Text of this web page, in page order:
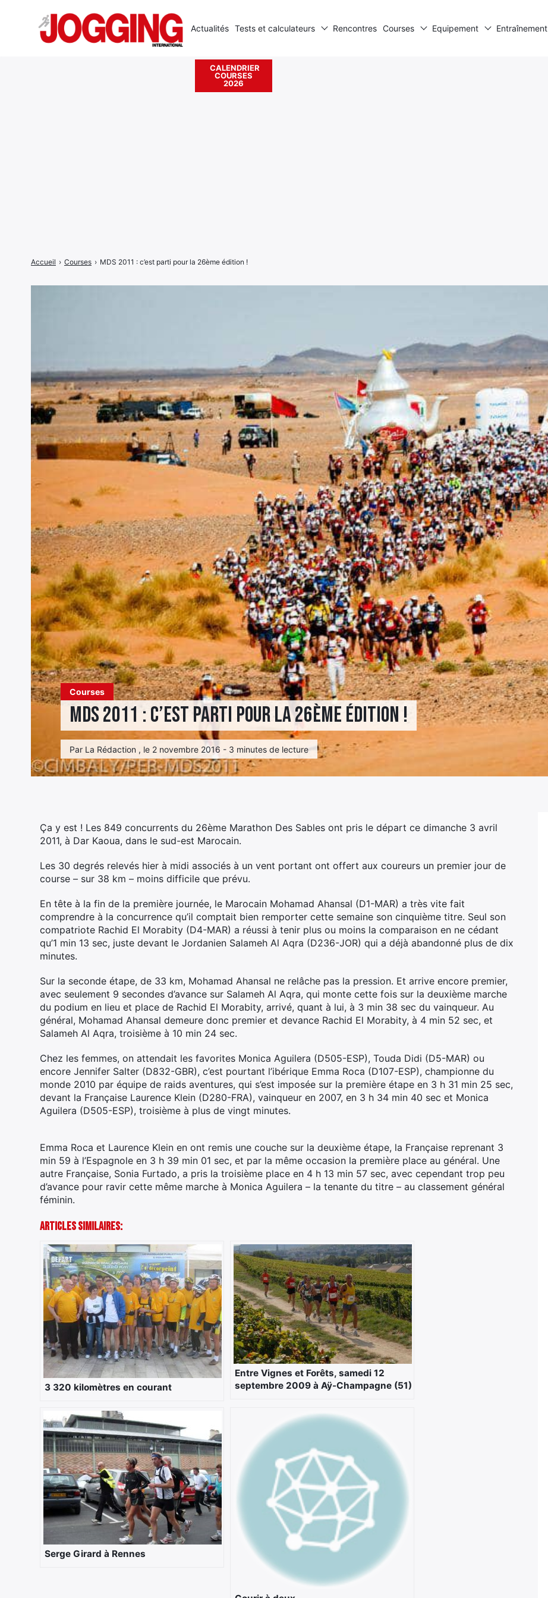
Courses
MDS 2011 : c’est parti pour la 26ème édition !
Par La Rédaction , le 2 novembre 2016 - 3 minutes de lecture
Accueil › Courses › MDS 2011 : c’est parti pour la 26ème édition !
Ça y est ! Les 849 concurrents du 26ème Marathon Des Sables ont pris le départ ce dimanche 3 avril
2011, à Dar Kaoua, dans le sud-est Marocain.
Les 30 degrés relevés hier à midi associés à un vent portant ont offert aux coureurs un premier jour de
course – sur 38 km – moins difficile que prévu.
En tête à la fin de la première journée, le Marocain Mohamad Ahansal (D1-MAR) a très vite fait
comprendre à la concurrence qu’il comptait bien remporter cette semaine son cinquième titre. Seul son
compatriote Rachid El Morabity (D4-MAR) a réussi à tenir plus ou moins la comparaison en ne cédant
qu’1 min 13 sec, juste devant le Jordanien Salameh Al Aqra (D236-JOR) qui a déjà abandonné plus de dix
minutes.
Sur la seconde étape, de 33 km, Mohamad Ahansal ne relâche pas la pression. Et arrive encore premier,
avec seulement 9 secondes d’avance sur Salameh Al Aqra, qui monte cette fois sur la deuxième marche
du podium en lieu et place de Rachid El Morabity, arrivé, quant à lui, à 3 min 38 sec du vainqueur. Au
général, Mohamad Ahansal demeure donc premier et devance Rachid El Morabity, à 4 min 52 sec, et
Salameh Al Aqra, troisième à 10 min 24 sec.
Chez les femmes, on attendait les favorites Monica Aguilera (D505-ESP), Touda Didi (D5-MAR) ou
encore Jennifer Salter (D832-GBR), c’est pourtant l’ibérique Emma Roca (D107-ESP), championne du
monde 2010 par équipe de raids aventures, qui s’est imposée sur la première étape en 3 h 31 min 25 sec,
devant la Française Laurence Klein (D280-FRA), vainqueur en 2007, en 3 h 34 min 40 sec et Monica
Aguilera (D505-ESP), troisième à plus de vingt minutes.
Emma Roca et Laurence Klein en ont remis une couche sur la deuxième étape, la Française reprenant 3
min 59 à l’Espagnole en 3 h 39 min 01 sec, et par la même occasion la première place au général. Une
autre Française, Sonia Furtado, a pris la troisième place en 4 h 13 min 57 sec, avec cependant trop peu
d’avance pour ravir cette même marche à Monica Aguilera – la tenante du titre – au classement général
féminin.
Articles Similaires:
3 320 kilomètres en courant
Entre Vignes et Forêts, samedi 12
septembre 2009 à Aÿ-Champagne (51)
Serge Girard à Rennes
Actualités Tests et calculateurs Rencontres Courses Equipement Entraînement
CALENDRIER
COURSES
2026
Rechercher